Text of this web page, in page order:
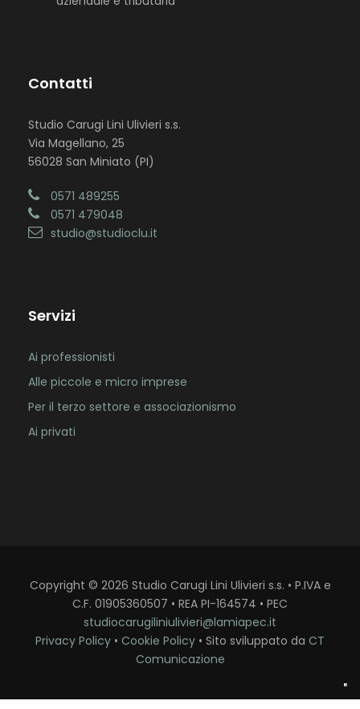
Contatti
Studio Carugi Lini Ulivieri s.s.
Via Magellano, 25
56028 San Miniato (PI)
0571 489255
0571 479048
studio@studioclu.it
Servizi
Ai professionisti
Alle piccole e micro imprese
Per il terzo settore e associazionismo
Ai privati
Copyright © 2026 Studio Carugi Lini Ulivieri s.s. • P.IVA e
C.F. 01905360507 • REA PI-164574 • PEC
studiocarugiliniulivieri@lamiapec.it
Privacy Policy • Cookie Policy • Sito sviluppato da CT
Comunicazione